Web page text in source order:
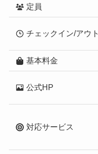
定員
チェックイン/アウト
基本料金
公式HP
対応サービス